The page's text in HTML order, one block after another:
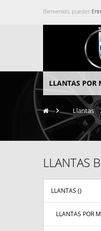
Bienvenido, puedes
LLANTAS POR
> Llantas
LLANTAS
LLANTAS ()
LLANTAS POR